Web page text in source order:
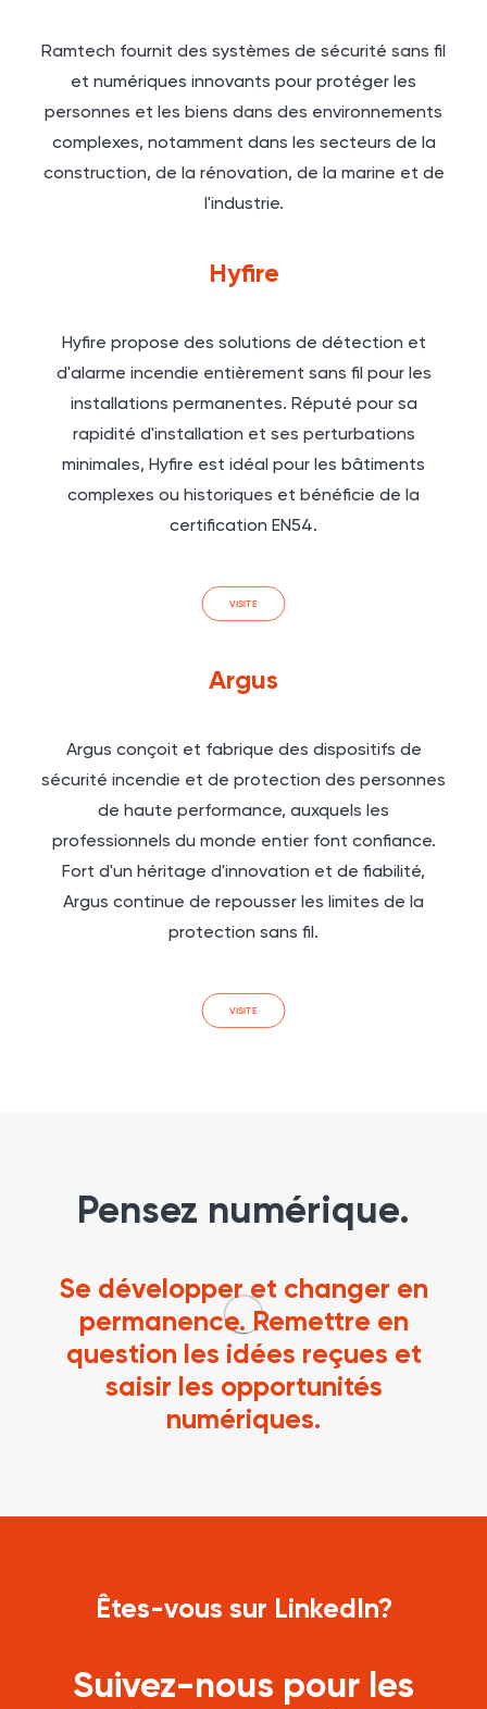
Ramtech fournit des systèmes de sécurité sans fil
et numériques innovants pour protéger les
personnes et les biens dans des environnements
complexes, notamment dans les secteurs de la
construction, de la rénovation, de la marine et de
l'industrie.
Hyfire
Hyfire propose des solutions de détection et
d'alarme incendie entièrement sans fil pour les
installations permanentes. Réputé pour sa
rapidité d'installation et ses perturbations
minimales, Hyfire est idéal pour les bâtiments
complexes ou historiques et bénéficie de la
certification EN54.
VISITE
Argus
Argus conçoit et fabrique des dispositifs de
sécurité incendie et de protection des personnes
de haute performance, auxquels les
professionnels du monde entier font confiance.
Fort d'un héritage d'innovation et de fiabilité,
Argus continue de repousser les limites de la
protection sans fil.
VISITE
Pensez numérique.
Se développer et changer en
permanence. Remettre en
question les idées reçues et
saisir les opportunités
numériques.
Êtes-vous sur LinkedIn?
Suivez-nous pour les